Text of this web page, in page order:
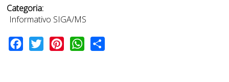
Categoria:
Informativo SIGA/MS
Facebook
Twitter PinterestWhatsApp